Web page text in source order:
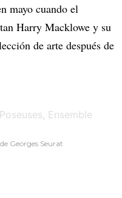
mayo cuando el
Harry Macklowe y su
de arte después de
Georges Seurat